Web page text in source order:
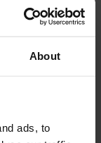
About
ads, to